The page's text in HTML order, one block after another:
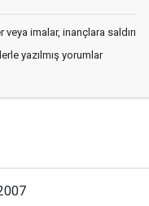
imalar, inançlara saldırı
yazılmış yorumlar